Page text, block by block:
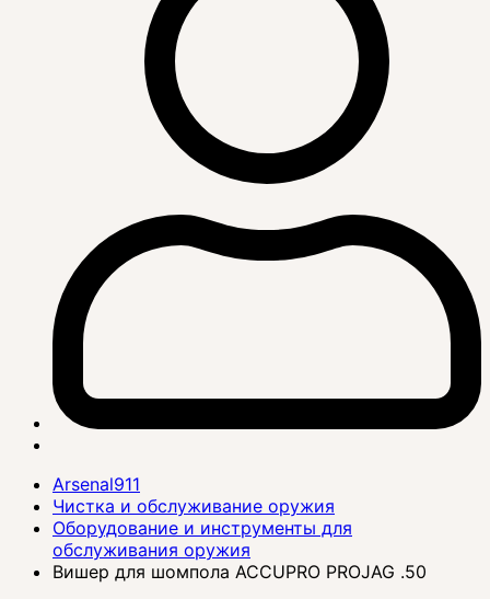
Arsenal911
Чистка и обслуживание оружия
Оборудование и инструменты для
обслуживания оружия
Вишер для шомпола ACCUPRO PROJAG .50